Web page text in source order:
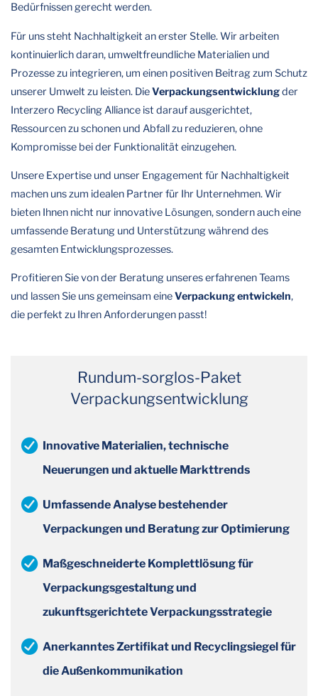
Bedürfnissen gerecht werden.
Für uns steht Nachhaltigkeit an erster Stelle. Wir arbeiten
kontinuierlich daran, umweltfreundliche Materialien und
Prozesse zu integrieren, um einen positiven Beitrag zum Schutz
unserer Umwelt zu leisten. DieVerpackungsentwicklungder
Interzero Recycling Alliance ist darauf ausgerichtet,
Ressourcen zu schonen und Abfall zu reduzieren, ohne
Kompromisse bei der Funktionalität einzugehen.
Unsere Expertise und unser Engagement für Nachhaltigkeit
machen uns zum idealen Partner für Ihr Unternehmen. Wir
bieten Ihnen nicht nur innovative Lösungen, sondern auch eine
umfassende Beratung und Unterstützung während des
gesamten Entwicklungsprozesses.
Profitieren Sie von der Beratung unseres erfahrenen Teams
und lassen Sie uns gemeinsam eineVerpackung entwickeln,
die perfekt zu Ihren Anforderungen passt!
Rundum-sorglos-Paket
Verpackungsentwicklung
Innovative Materialien, technische
Neuerungen und aktuelle Markttrends
Umfassende Analyse bestehender
Verpackungen und Beratung zur Optimierung
Maßgeschneiderte Komplettlösung für
Verpackungsgestaltung und
zukunftsgerichtete Verpackungsstrategie
Anerkanntes Zertifikat und Recyclingsiegel für
die Außenkommunikation